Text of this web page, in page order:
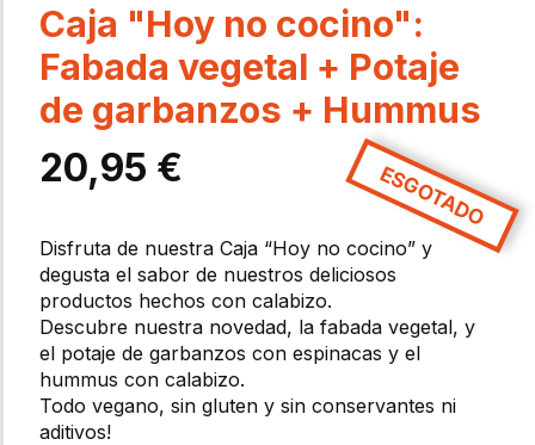
Caja "Hoy no cocino":
Fabada vegetal + Potaje
de garbanzos + Hummus
20,95 € ESGOTADO
Disfruta de nuestra Caja “Hoy no cocino” y
degusta el sabor de nuestros deliciosos
productos hechos con calabizo.
Descubre nuestra novedad, la fabada vegetal, y
el potaje de garbanzos con espinacas y el
hummus con calabizo.
Todo vegano, sin gluten y sin conservantes ni
aditivos!